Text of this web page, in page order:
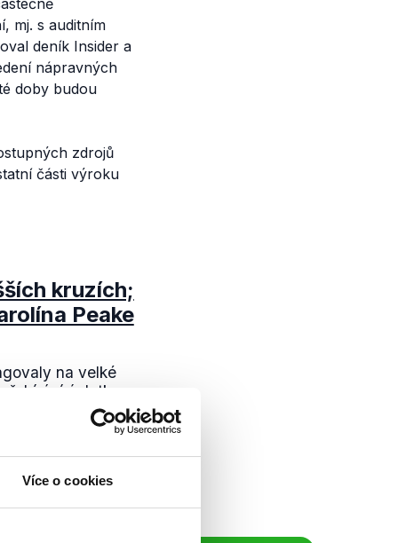
Více o cookies
mj. s auditním
deník Insider a
nápravných
doby budou
zdrojů
části výroku
kruzích;
Peake
na velké
úplatku
kraje